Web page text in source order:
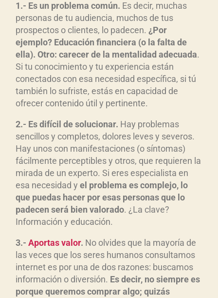
1.- Es un problema común. Es decir, muchas
personas de tu audiencia, muchos de tus
prospectos o clientes, lo padecen. ¿Por
ejemplo? Educación financiera (o la falta de
ella). Otro: carecer de la mentalidad adecuada.
Si tu conocimiento y tu experiencia están
conectados con esa necesidad específica, si tú
también lo sufriste, estás en capacidad de
ofrecer contenido útil y pertinente.
2.- Es difícil de solucionar. Hay problemas
sencillos y completos, dolores leves y severos.
Hay unos con manifestaciones (o síntomas)
fácilmente perceptibles y otros, que requieren la
mirada de un experto. Si eres especialista en
esa necesidad y el problema es complejo, lo
que puedas hacer por esas personas que lo
padecen será bien valorado. ¿La clave?
Información y educación.
3.- Aportas valor. No olvides que la mayoría de
las veces que los seres humanos consultamos
internet es por una de dos razones: buscamos
información o diversión. Es decir, no siempre es
porque queremos comprar algo; quizás